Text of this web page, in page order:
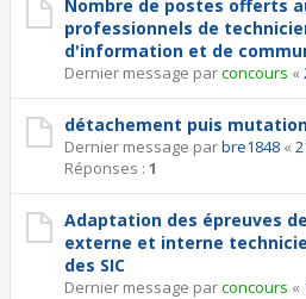
Nombre de postes offerts
professionnels de
d'information et de
Dernier message parconcours «
détachement puis mutation
Dernier message parbre1848 «
Réponses : 1
Adaptation des épreuves
externe et interne
des SIC
Dernier message parconcours «